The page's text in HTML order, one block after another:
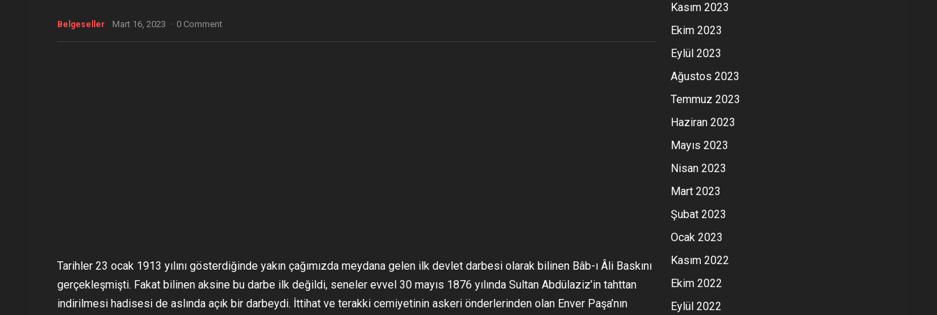
Belgeseller Mart 16, 2023 · 0 Comment
Tarihler 23 ocak 1913 yılını gösterdiğinde yakın çağımızda meydana gelen ilk devlet darbesi olarak bilinen Bâb-ı Âli Baskını
gerçekleşmişti. Fakat bilinen aksine bu darbe ilk değildi, seneler evvel 30 mayıs 1876 yılında Sultan Abdülaziz’in tahttan
indirilmesi hadisesi de aslında açık bir darbeydi. İttihat ve terakki cemiyetinin askeri önderlerinden olan Enver Paşa’nın
Kasım 2023
Ekim 2023
Eylül 2023
Ağustos 2023
Temmuz 2023
Haziran 2023
Mayıs 2023
Nisan 2023
Mart 2023
Şubat 2023
Ocak 2023
Kasım 2022
Ekim 2022
Eylül 2022